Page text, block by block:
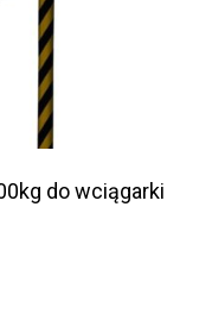
do wciągarki